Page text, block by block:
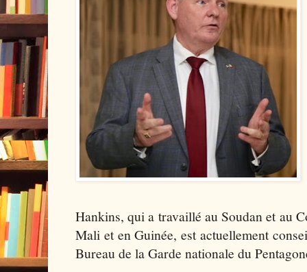
Hankins, qui a travaillé au Soudan et au
Mali et en Guinée, est actuellement
Bureau de la Garde nationale du